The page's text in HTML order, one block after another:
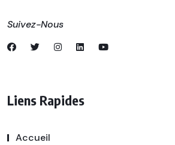
Suivez-Nous
Liens Rapides
Accueil